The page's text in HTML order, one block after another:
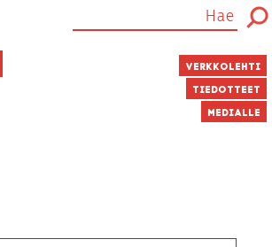
Verkkolehti
Tiedotteet
Medialle